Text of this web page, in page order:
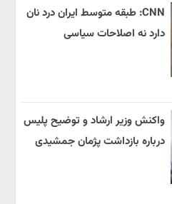
CNN: طبقه متوسط ایران درد نان
دارد نه اصلاحات سیاسی
واکنش وزیر ارشاد و توضیح پلیس
درباره بازداشت پژمان جمشیدی